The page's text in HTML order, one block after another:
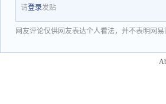
请登录发贴
网友评论仅供网友表达个人看法，并不表明网